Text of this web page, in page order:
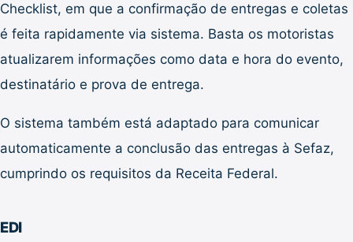
Checklist, em que a confirmação de entregas e coletas
é feita rapidamente via sistema. Basta os motoristas
atualizarem informações como data e hora do evento,
destinatário e prova de entrega.
O sistema também está adaptado para comunicar
automaticamente a conclusão das entregas à Sefaz,
cumprindo os requisitos da Receita Federal.
EDI